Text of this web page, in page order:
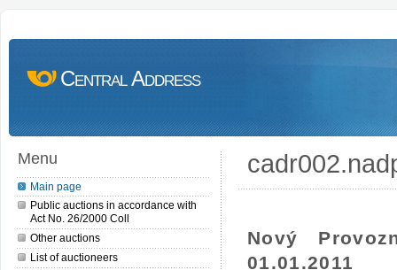
Central Address
Menu
Main page
Public auctions in accordance with
Act No. 26/2000 Coll
Other auctions
List of auctioneers
Nový
01.01.2011